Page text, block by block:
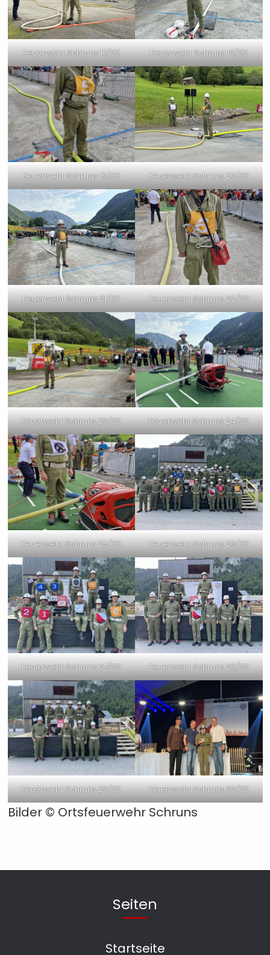
Feuerwehr Schruns 17/30 Feuerwehr Schruns 18/30
Feuerwehr Schruns 19/30 Feuerwehr Schruns 20/30
Feuerwehr Schruns 21/30 Feuerwehr Schruns 22/30
Feuerwehr Schruns 23/30 Feuerwehr Schruns 24/30
Feuerwehr Schruns 25/30 Feuerwehr Schruns 26/30
Feuerwehr Schruns 27/30 Feuerwehr Schruns 28/30
Feuerwehr Schruns 29/30 Feuerwehr Schruns 30/30
Bilder © Ortsfeuerwehr Schruns
Seiten
Startseite